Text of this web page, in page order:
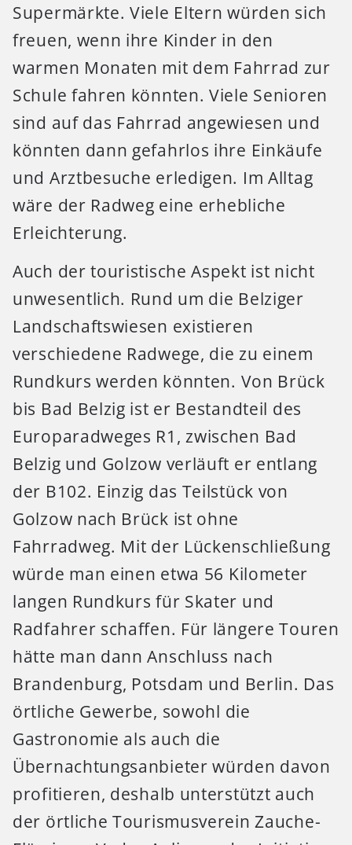
Supermärkte. Viele Eltern würden sich
freuen, wenn ihre Kinder in den
warmen Monaten mit dem Fahrrad zur
Schule fahren könnten. Viele Senioren
sind auf das Fahrrad angewiesen und
könnten dann gefahrlos ihre Einkäufe
und Arztbesuche erledigen. Im Alltag
wäre der Radweg eine erhebliche
Erleichterung.
Auch der touristische Aspekt ist nicht
unwesentlich. Rund um die Belziger
Landschaftswiesen existieren
verschiedene Radwege, die zu einem
Rundkurs werden könnten. Von Brück
bis Bad Belzig ist er Bestandteil des
Europaradweges R1, zwischen Bad
Belzig und Golzow verläuft er entlang
der B102. Einzig das Teilstück von
Golzow nach Brück ist ohne
Fahrradweg. Mit der Lückenschließung
würde man einen etwa 56 Kilometer
langen Rundkurs für Skater und
Radfahrer schaffen. Für längere Touren
hätte man dann Anschluss nach
Brandenburg, Potsdam und Berlin. Das
örtliche Gewerbe, sowohl die
Gastronomie als auch die
Übernachtungsanbieter würden davon
profitieren, deshalb unterstützt auch
der örtliche Tourismusverein Zauche-